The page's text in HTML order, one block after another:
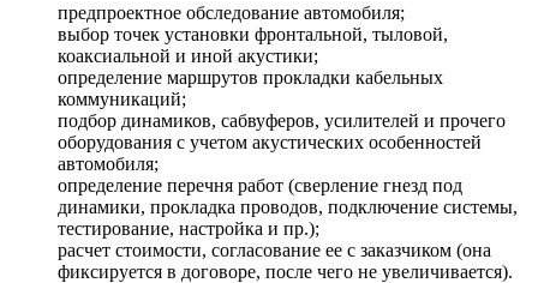
предпроектное обследование автомобиля;
выбор точек установки фронтальной, тыловой,
коаксиальной и иной акустики;
определение маршрутов прокладки кабельных
коммуникаций;
подбор динамиков, сабвуферов, усилителей и прочего
оборудования с учетом акустических особенностей
автомобиля;
определение перечня работ (сверление гнезд под
динамики, прокладка проводов, подключение системы,
тестирование, настройка и пр.);
расчет стоимости, согласование ее с заказчиком (она
фиксируется в договоре, после чего не увеличивается).